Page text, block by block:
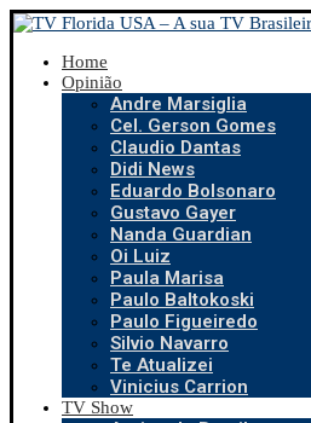
Home
Opinião
Andre Marsiglia
Cel. Gerson Gomes
Claudio Dantas
Didi News
Eduardo Bolsonaro
Gustavo Gayer
Nanda Guardian
Oi Luiz
Paula Marisa
Paulo Baltokoski
Paulo Figueiredo
Silvio Navarro
Te Atualizei
Vinicius Carrion
TV Show